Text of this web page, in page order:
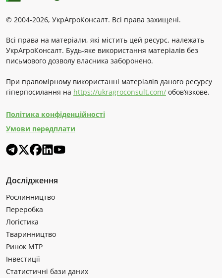
© 2004-2026, УкрАгроКонсалт. Всі права захищені.
Всі права на матеріали, які містить цей ресурс, належать
УкрАгроКонсалт. Будь-яке використання матеріалів без
письмового дозволу власника заборонено.
При правомірному використанні матеріалів даного ресурсу
гіперпосилання на https://ukragroconsult.com/ обов’язкове.
Політика конфіденційності
Умови передплати
Дослідження
Рослинництво
Переробка
Логістика
Тваринництво
Ринок МТР
Інвестиції
Статистичні бази даних